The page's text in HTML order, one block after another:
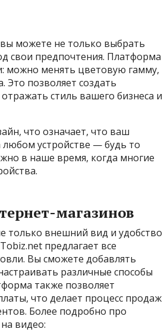
можете не только выбрать
свои предпочтения. Платформа
можно менять цветовую гамму,
позволяет создать
стиль вашего бизнеса и
что означает, что ваш
любом устройстве — будь то
в наше время, когда многие
магазинов
только внешний вид и удобство
предлагает все
Вы сможете добавлять
различные способы
также позволяет
что делает процесс продаж
Более подробно про
видео: